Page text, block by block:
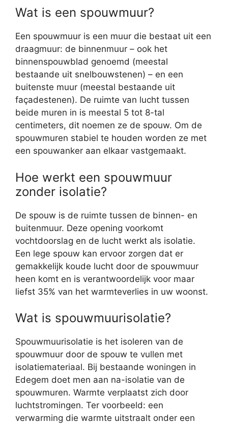
Wat is een spouwmuur?
Een spouwmuur is een muur die bestaat uit een
draagmuur: de binnenmuur – ook het
binnenspouwblad genoemd (meestal
bestaande uit snelbouwstenen) – en een
buitenste muur (meestal bestaande uit
façadestenen). De ruimte van lucht tussen
beide muren in is meestal 5 tot 8-tal
centimeters, dit noemen ze de spouw. Om de
spouwmuren stabiel te houden worden ze met
een spouwanker aan elkaar vastgemaakt.
Hoe werkt een spouwmuur
zonder isolatie?
De spouw is de ruimte tussen de binnen- en
buitenmuur. Deze opening voorkomt
vochtdoorslag en de lucht werkt als isolatie.
Een lege spouw kan ervoor zorgen dat er
gemakkelijk koude lucht door de spouwmuur
heen komt en is verantwoordelijk voor maar
liefst 35% van het warmteverlies in uw woonst.
Wat is spouwmuurisolatie?
Spouwmuurisolatie is het isoleren van de
spouwmuur door de spouw te vullen met
isolatiemateriaal. Bij bestaande woningen in
Edegem doet men aan na-isolatie van de
spouwmuren. Warmte verplaatst zich door
luchtstromingen. Ter voorbeeld: een
verwarming die warmte uitstraalt onder een